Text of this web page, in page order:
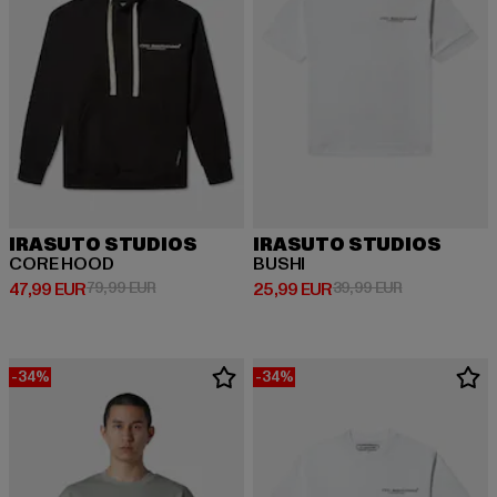
IRASUTO STUDIOS
CORE HOOD
47,99 EUR
Derzeitiger Preis: 47,99 EUR
79,99 EURAktionspreis: 79,99 EUR
IRASUTO STUDIOS
BUSHI
25,99 EUR
Derzeitiger Preis: 25,99 EUR
39,99 EURAktionspreis:
-34% -34%